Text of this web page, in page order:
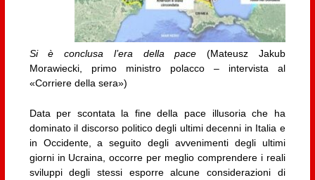
Si è conclusa l’era della pace (Mateusz Jakub
Morawiecki, primo ministro polacco – intervista al
«Corriere della sera»)
Data per scontata la fine della pace illusoria che ha
dominato il discorso politico degli ultimi decenni in Italia e
in Occidente, a seguito degli avvenimenti degli ultimi
giorni in Ucraina, occorre per meglio comprendere i reali
sviluppi degli stessi esporre alcune considerazioni di